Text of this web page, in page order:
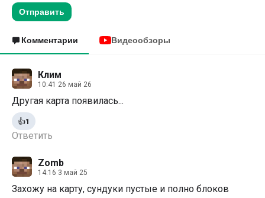
Отправить
Комментарии Видеообзоры
Клим
10:41 26 май 26
Другая карта появилась...
Ответить
👍1
Zomb
14:16 3 май 25
Захожу на карту, сундуки пустые и полно блоков